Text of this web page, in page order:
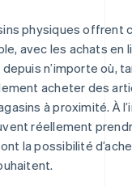
physiques offrent
avec les achats en
n’importe où,
acheter des
à proximité. À
réellement
la possibilité